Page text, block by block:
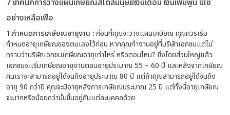
7 เทคนิคการวางแผนเกษียณสไตล์มนุษย์เงินเดือน เงินเพิ่มพูน มีใช้
อย่างเหลือเฟือ
1.กำหนดการเกษียณอายุงาน :ก่อนที่คุณจะวางแผนเกษียณ คุณควรเริ่ม
กำหนดอายุเกษียณของตนเองไว้ก่อน หากคุณทำงานอยู่ที่บริษัทเอกชนแต่ไม่
ทราบว่าบริษัทเอกชนเกษียณอายุเท่าไหร่ หรือตอนไหน? ซึ่งโดยส่วนใหญ่แล้ว
เอกชนจะเริ่มเกษียณอายุงานตอนอายุประมาณ 55 – 60 ปี และหลังจากเกษียณ
คนเราจะสามารถอยู่ได้จนถึงอายุประมาณ 80 ปี แต่ถ้าคุณสามารถอยู่ได้จนถึง
อายุ 90 กว่าปี คุณจะมีอายุหลังการเกษียณประมาณ 25 ปี แต่ทั้งนี้อายุเกษียณ
จะมากหรือน้อยกว่านั้นขึ้นอยู่กับแต่ละบุคคลด้วย